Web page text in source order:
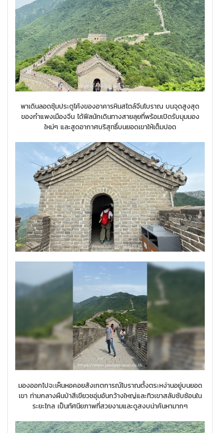
พาเดินลอดซุ้มประตูโค้งของอาคารหินสไตล์จีนโบราณ บนจุดสูงสุด
ของกำแพงเมืองจีน ได้ฟีลนักเดินทางสายลุยที่พร้อมเปิดรับมุมมอง
ใหม่ๆ และสูดอากาศบริสุทธิ์บนยอดเขาให้เต็มปอด
มองออกไปจะเห็นหอคอยสังเกตการณ์โบราณตั้งตระหง่านอยู่บนยอด
เขา ท่ามกลางผืนป่าสีเขียวชอุ่มอันกว้างใหญ่และทิวเขาสลับซับซ้อนใน
ระยะไกล เป็นทัศนียภาพที่สวยงามและดูสงบน่าค้นหามากๆ